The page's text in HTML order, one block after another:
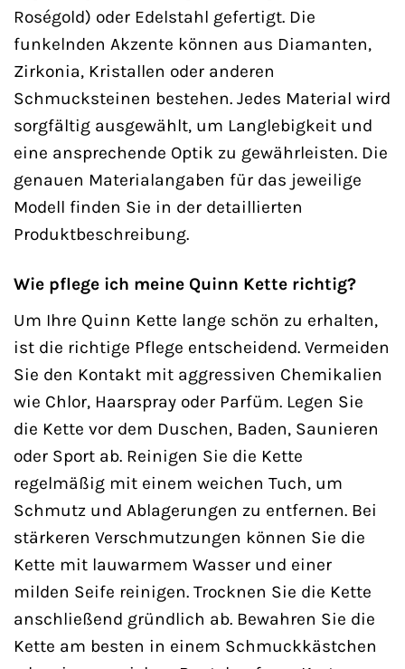
Roségold) oder Edelstahl gefertigt. Die
funkelnden Akzente können aus Diamanten,
Zirkonia, Kristallen oder anderen
Schmucksteinen bestehen. Jedes Material wird
sorgfältig ausgewählt, um Langlebigkeit und
eine ansprechende Optik zu gewährleisten. Die
genauen Materialangaben für das jeweilige
Modell finden Sie in der detaillierten
Produktbeschreibung.
Wie pflege ich meine Quinn Kette richtig?
Um Ihre Quinn Kette lange schön zu erhalten,
ist die richtige Pflege entscheidend. Vermeiden
Sie den Kontakt mit aggressiven Chemikalien
wie Chlor, Haarspray oder Parfüm. Legen Sie
die Kette vor dem Duschen, Baden, Saunieren
oder Sport ab. Reinigen Sie die Kette
regelmäßig mit einem weichen Tuch, um
Schmutz und Ablagerungen zu entfernen. Bei
stärkeren Verschmutzungen können Sie die
Kette mit lauwarmem Wasser und einer
milden Seife reinigen. Trocknen Sie die Kette
anschließend gründlich ab. Bewahren Sie die
Kette am besten in einem Schmuckkästchen